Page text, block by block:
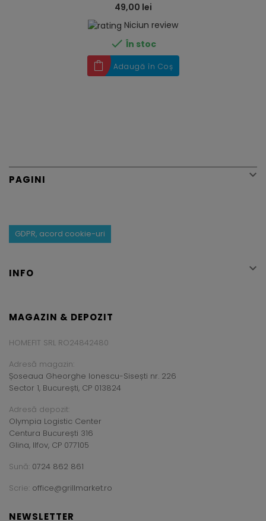
49,00 lei
Niciun review
 În stoc
Adaugă în Coș
PAGINI 
GDPR, acord cookie-uri
INFO 
MAGAZIN & DEPOZIT
HOMEFIT SRL RO24842480
Adresă magazin:
Șoseaua Gheorghe Ionescu-Sisești nr. 226
Sector 1, București, CP 013824
Adresă depozit:
Olympia Logistic Center
Centura București 316
Glina, Ilfov, CP 077105
Sună: 0724 862 861
Scrie: office@grillmarket.ro
NEWSLETTER